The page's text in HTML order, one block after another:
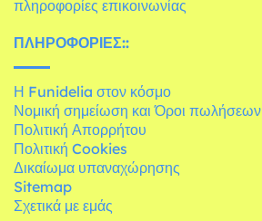
πληροφορίες επικοινωνίας
ΠΛΗΡΟΦΟΡΊΕΣ::
Η Funidelia στον κόσμο
Νομική σημείωση και Όροι πωλήσεων
Πολιτική Απορρήτου
Πολιτική Cookies
Δικαίωμα υπαναχώρησης
Sitemap
Σχετικά με εμάς